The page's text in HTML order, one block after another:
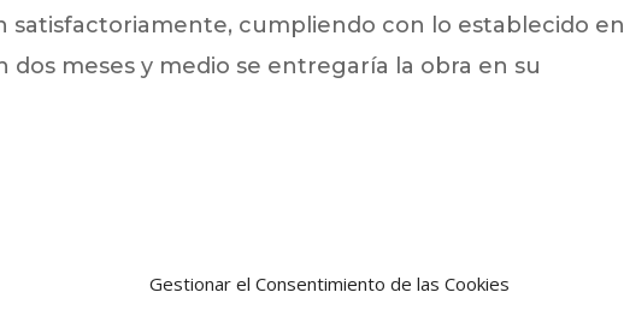
Gestionar el Consentimiento de las Cookies
satisfactoriamente, cumpliendo con lo establecido en
meses y medio se entregaría la obra en su